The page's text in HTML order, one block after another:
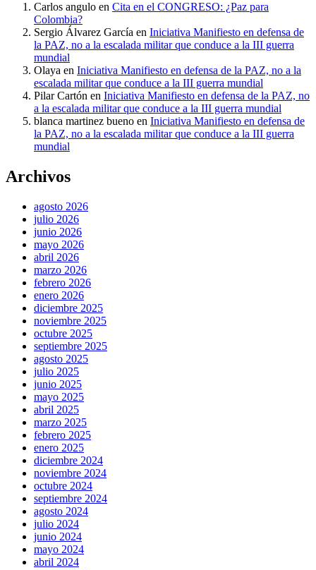
Carlos angulo en Cita en el CONGRESO: ¿Paz para
Colombia?
Sergio Álvarez García en Iniciativa Manifiesto en defensa de
la PAZ, no a la escalada militar que conduce a la III guerra
mundial
Olaya en Iniciativa Manifiesto en defensa de la PAZ, no a la
escalada militar que conduce a la III guerra mundial
Pilar Cartón en Iniciativa Manifiesto en defensa de la PAZ, no
a la escalada militar que conduce a la III guerra mundial
blanca martinez bueno en Iniciativa Manifiesto en defensa de
la PAZ, no a la escalada militar que conduce a la III guerra
mundial
Archivos
agosto 2026
julio 2026
junio 2026
mayo 2026
abril 2026
marzo 2026
febrero 2026
enero 2026
diciembre 2025
noviembre 2025
octubre 2025
septiembre 2025
agosto 2025
julio 2025
junio 2025
mayo 2025
abril 2025
marzo 2025
febrero 2025
enero 2025
diciembre 2024
noviembre 2024
octubre 2024
septiembre 2024
agosto 2024
julio 2024
junio 2024
mayo 2024
abril 2024